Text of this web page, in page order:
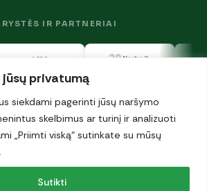
privatumą
siekdami pagerinti jūsų naršymo
skelbimus ar turinį ir analizuoti
„Priimti viską“ sutinkate su mūsų
Sutikti
IR PARTNERIAI
„Antalgija". Visos teisės saugomos.
·
Slapukai